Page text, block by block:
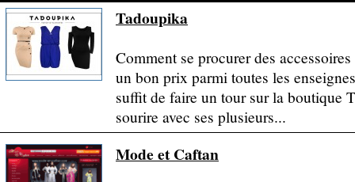
Tadoupika
Comment se procurer des
un bon prix parmi toutes les
suffit de faire un tour sur la boutique
sourire avec ses plusieurs...
Mode et Caftan